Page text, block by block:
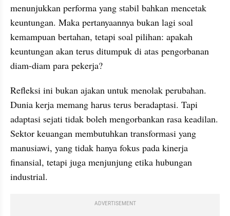
menunjukkan performa yang stabil bahkan mencetak
keuntungan. Maka pertanyaannya bukan lagi soal
kemampuan bertahan, tetapi soal pilihan: apakah
keuntungan akan terus ditumpuk di atas pengorbanan
diam-diam para pekerja?
Refleksi ini bukan ajakan untuk menolak perubahan.
Dunia kerja memang harus terus beradaptasi. Tapi
adaptasi sejati tidak boleh mengorbankan rasa keadilan.
Sektor keuangan membutuhkan transformasi yang
manusiawi, yang tidak hanya fokus pada kinerja
finansial, tetapi juga menjunjung etika hubungan
industrial.
ADVERTISEMENT